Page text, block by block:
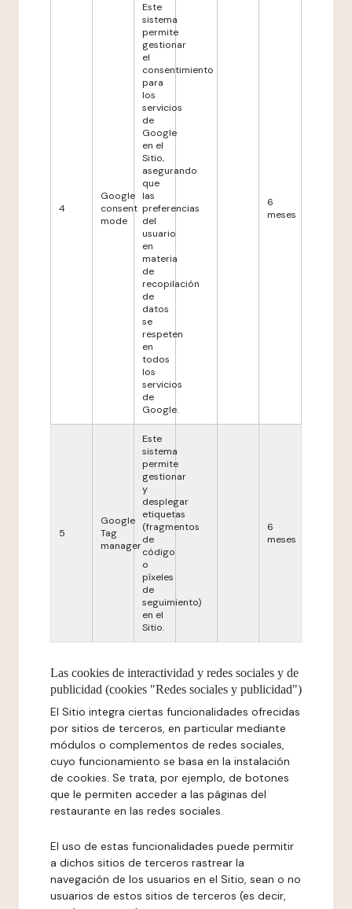
4
Google
consent
mode
Este
sistema
permite
gestionar
el
consentimiento
para
los
servicios
de
Google
en el
Sitio,
asegurando
que
las
preferencias
del
usuario
en
materia
de
recopilación
de
datos
se
respeten
en
todos
los
servicios
de
Google.
6
meses
5
Google
Tag
manager
Este
sistema
permite
gestionar
y
desplegar
etiquetas
(fragmentos
de
código
o
píxeles
de
seguimiento)
en el
Sitio.
6
meses
Las cookies de interactividad y redes sociales y de
publicidad (cookies "Redes sociales y publicidad")
El Sitio integra ciertas funcionalidades ofrecidas
por sitios de terceros, en particular mediante
módulos o complementos de redes sociales,
cuyo funcionamiento se basa en la instalación
de cookies. Se trata, por ejemplo, de botones
que le permiten acceder a las páginas del
restaurante en las redes sociales.
El uso de estas funcionalidades puede permitir
a dichos sitios de terceros rastrear la
navegación de los usuarios en el Sitio, sean o no
usuarios de estos sitios de terceros (es decir,